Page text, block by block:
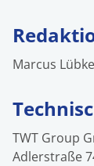
Marcus
TWT Group
Adlerstraße